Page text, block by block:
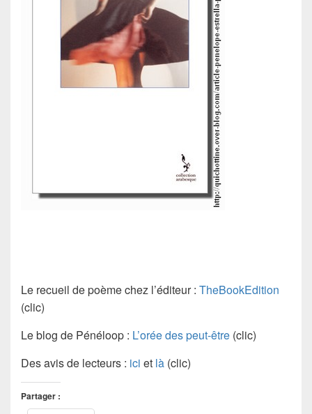
Le recueil de poème chez l’éditeur : TheBookEdition
(clic)
Le blog de Pénéloop : L’orée des peut-être (clic)
Des avis de lecteurs : ici et là (clic)
Partager :